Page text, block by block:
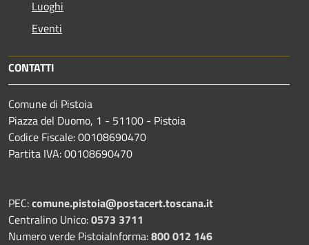
Luoghi
Eventi
CONTATTI
Comune di Pistoia
Piazza del Duomo, 1 - 51100 - Pistoia
Codice Fiscale: 00108690470
Partita IVA: 00108690470
PEC:comune.pistoia@postacert.toscana.it
Centralino Unico:0573 3711
Numero verde PistoiaInforma:800 012 146